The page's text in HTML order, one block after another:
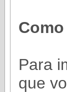
Para
que